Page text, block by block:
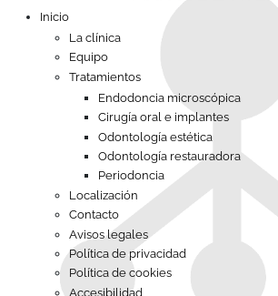
LOCALIZACIÓN
Inicio
La clínica
Equipo
Tratamientos
Endodoncia microscópica
Cirugía oral e implantes
Odontología estética
Odontología restauradora
Periodoncia
Localización
Contacto
Avisos legales
Política de privacidad
Política de cookies
Accesibilidad